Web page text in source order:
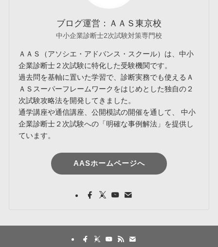
ブログ運営：ＡＡＳ東京校
中小企業診断士2次試験対策専門校
ＡＡＳ（アソシエ・アドバンス・スクール）は、中小
企業診断士２次試験に特化した受験機関です。
過去問を基軸に置いた学習で、診断実務でも使えるＡ
ＡＳスーパーフレームワークをはじめとした独自の２
次試験攻略法を開発してきました。
通学講座や通信講座、公開模試の開催を通して、 中小
企業診断士２次試験への「明確な事例解法」を提供し
ています。
AASホームページへ